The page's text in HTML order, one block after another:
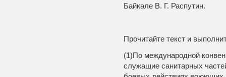
Байкале В. Г. Распутин.
Прочитайте текст и
(1)По международной
служащие санитарных